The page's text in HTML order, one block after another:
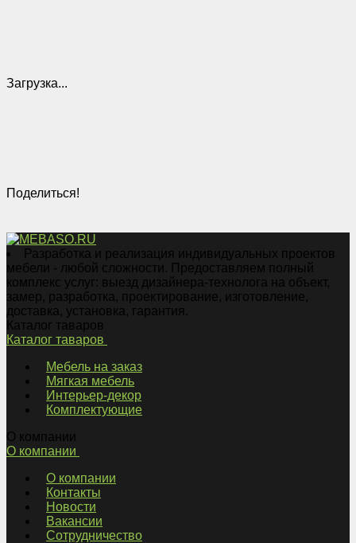
Загрузка...
Поделиться!
Разработка и реализация индивидуальных проектов
мебели - любой сложности. Предоставляем полный
комплекс услуг: выезд дизайнера-технолога на объект,
замер, разработка, проектирование, изготовление,
доставка, установка, гарантия.
Каталог таваров
Каталог таваров
Мебель на заказ
Мягкая мебель
Интерьер-декор
Комплектующие
О компании
О компании
О компании
Контакты
Новости
Вакансии
Сотрудничество